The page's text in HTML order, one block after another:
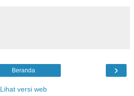
›
Beranda
Lihat versi web